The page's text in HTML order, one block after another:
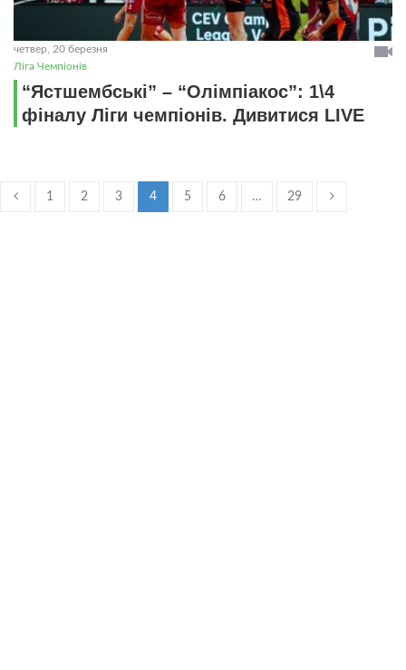
четвер, 20 березня
Ліга Чемпіонів
“Ястшембські” – “Олімпіакос”: 1\4
фіналу Ліги чемпіонів. Дивитися LIVE
1 2 3 4 5 6 … 29